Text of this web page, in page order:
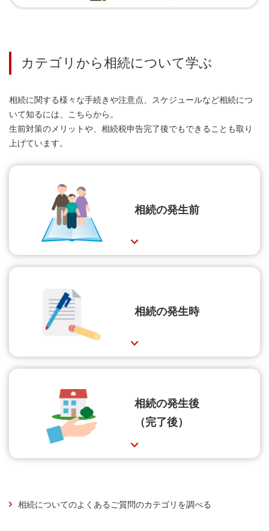
カテゴリから相続について学ぶ
相続に関する様々な手続きや注意点、スケジュールなど相続につ
いて知るには、こちらから。
生前対策のメリットや、相続税申告完了後でもできることも取り
上げています。
相続の発生前
相続の発生時
相続の発生後
（完了後）
相続についてのよくあるご質問のカテゴリを調べる